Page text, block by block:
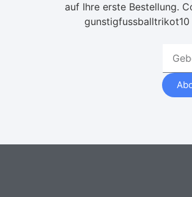
auf Ihre erste Bestellung.
gunstigfussballtrikot10